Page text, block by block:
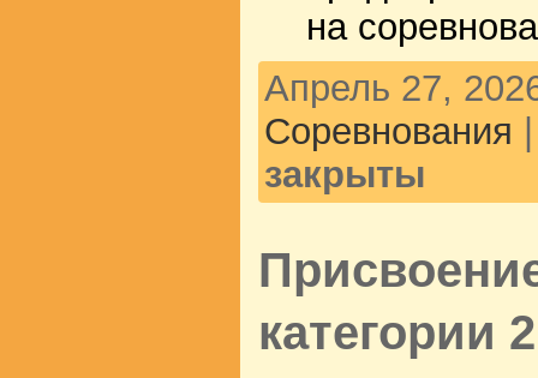
на
Апрель 27,
Соревнования
закрыты
категории